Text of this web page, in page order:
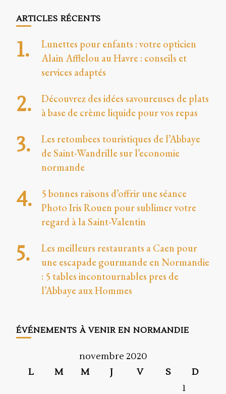
ARTICLES RÉCENTS
Lunettes pour enfants : votre opticien
Alain Afflelou au Havre : conseils et
services adaptés
Découvrez des idées savoureuses de plats
à base de crème liquide pour vos repas
Les retombees touristiques de l’Abbaye
de Saint-Wandrille sur l’economie
normande
5 bonnes raisons d’offrir une séance
Photo Iris Rouen pour sublimer votre
regard à la Saint-Valentin
Les meilleurs restaurants a Caen pour
une escapade gourmande en Normandie
: 5 tables incontournables pres de
l’Abbaye aux Hommes
ÉVÉNEMENTS À VENIR EN NORMANDIE
novembre 2020
L
M M J V S
D
1